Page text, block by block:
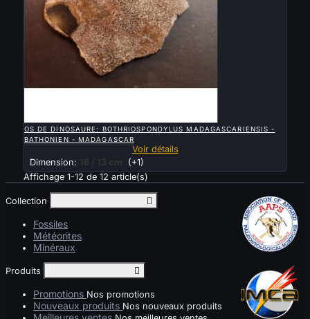
OS DE DINOSAURE: BOTHRIOSPONDYLUS MADAGASCARIENSIS -
BATHONIEN - MADAGASCAR
Voir détails
Dimension:
16 / 13 cm
(+1)
Affichage 1-12 de 12 article(s)
Collection 
Fossiles
Météorites
Minéraux
Produits 
Promotions Nos promotions
Nouveaux produits Nos nouveaux produits